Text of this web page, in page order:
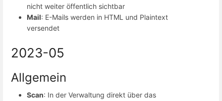
nicht weiter öffentlich sichtbar
Mail: E-Mails werden in HTML und Plaintext
versendet
2023-05
Allgemein
Scan: In der Verwaltung direkt über das